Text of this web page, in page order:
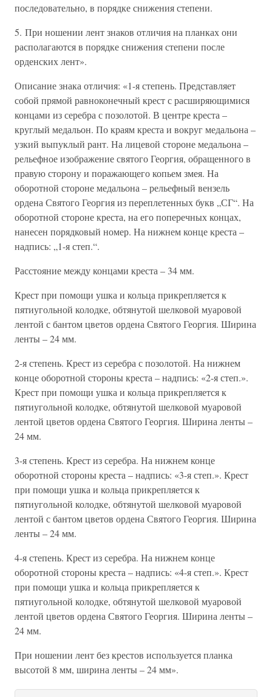
последовательно, в порядке снижения степени.
5. При ношении лент знаков отличия на планках они
располагаются в порядке снижения степени после
орденских лент».
Описание знака отличия: «1-я степень. Представляет
собой прямой равноконечный крест с расширяющимися
концами из серебра с позолотой. В центре креста –
круглый медальон. По краям креста и вокруг медальона –
узкий выпуклый рант. На лицевой стороне медальона –
рельефное изображение святого Георгия, обращенного в
правую сторону и поражающего копьем змея. На
оборотной стороне медальона – рельефный вензель
ордена Святого Георгия из переплетенных букв „СГ“. На
оборотной стороне креста, на его поперечных концах,
нанесен порядковый номер. На нижнем конце креста –
надпись: „1-я степ.“.
Расстояние между концами креста – 34 мм.
Крест при помощи ушка и кольца прикрепляется к
пятиугольной колодке, обтянутой шелковой муаровой
лентой с бантом цветов ордена Святого Георгия. Ширина
ленты – 24 мм.
2-я степень. Крест из серебра с позолотой. На нижнем
конце оборотной стороны креста – надпись: «2-я степ.».
Крест при помощи ушка и кольца прикрепляется к
пятиугольной колодке, обтянутой шелковой муаровой
лентой цветов ордена Святого Георгия. Ширина ленты –
24 мм.
3-я степень. Крест из серебра. На нижнем конце
оборотной стороны креста – надпись: «3-я степ.». Крест
при помощи ушка и кольца прикрепляется к
пятиугольной колодке, обтянутой шелковой муаровой
лентой с бантом цветов ордена Святого Георгия. Ширина
ленты – 24 мм.
4-я степень. Крест из серебра. На нижнем конце
оборотной стороны креста – надпись: «4-я степ.». Крест
при помощи ушка и кольца прикрепляется к
пятиугольной колодке, обтянутой шелковой муаровой
лентой цветов ордена Святого Георгия. Ширина ленты –
24 мм.
При ношении лент без крестов используется планка
высотой 8 мм, ширина ленты – 24 мм».